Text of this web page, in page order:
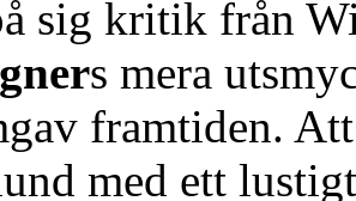
sig kritik från
s mera
framtiden.
med ett